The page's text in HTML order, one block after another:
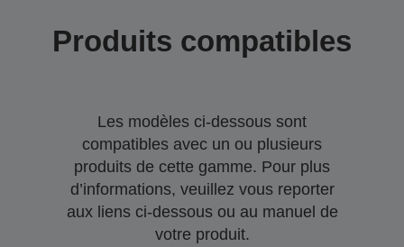
Produits compatibles
Les modèles ci-dessous sont
compatibles avec un ou plusieurs
produits de cette gamme. Pour plus
d’informations, veuillez vous reporter
aux liens ci-dessous ou au manuel de
votre produit.